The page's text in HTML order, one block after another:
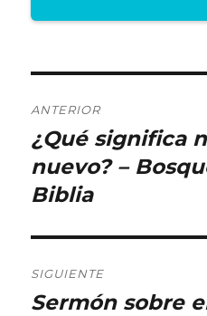
de
entradas
ANTERIOR
Entrada
anterior:
¿Qué significa
nuevo? –
Biblia
SIGUIENTE
Entrada
Sermón sobre